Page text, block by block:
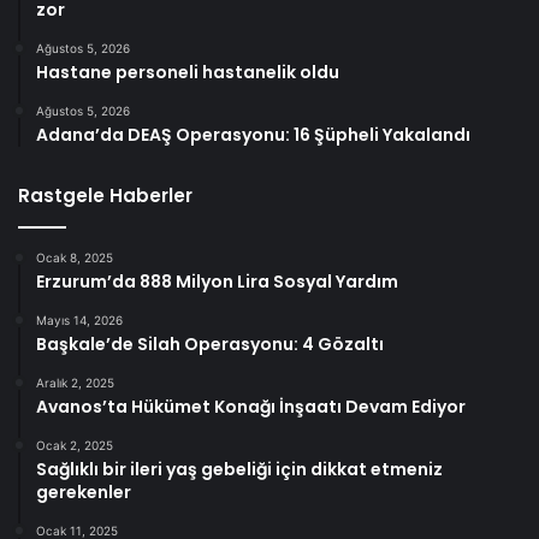
zor
Ağustos 5, 2026
Hastane personeli hastanelik oldu
Ağustos 5, 2026
Adana’da DEAŞ Operasyonu: 16 Şüpheli Yakalandı
Rastgele Haberler
Ocak 8, 2025
Erzurum’da 888 Milyon Lira Sosyal Yardım
Mayıs 14, 2026
Başkale’de Silah Operasyonu: 4 Gözaltı
Aralık 2, 2025
Avanos’ta Hükümet Konağı İnşaatı Devam Ediyor
Ocak 2, 2025
Sağlıklı bir ileri yaş gebeliği için dikkat etmeniz
gerekenler
Ocak 11, 2025